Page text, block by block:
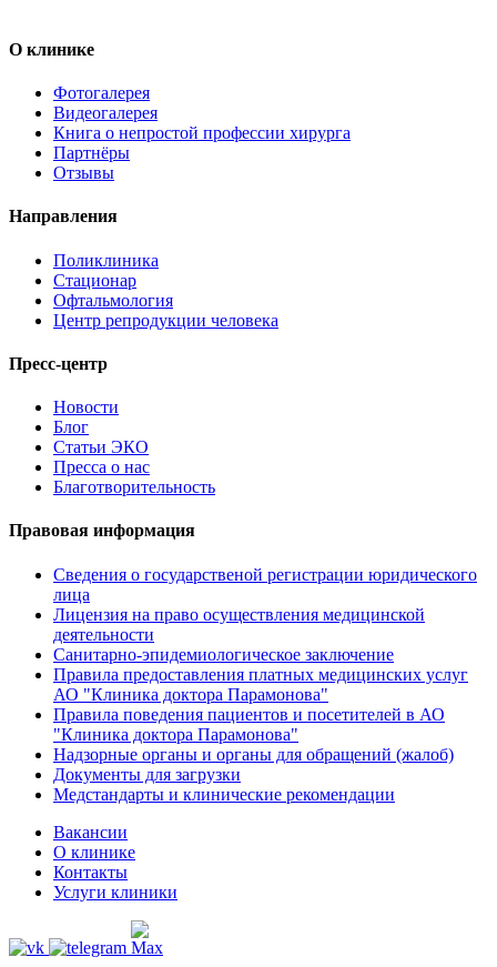
О клинике
Фотогалерея
Видеогалерея
Книга о непростой профессии хирурга
Партнёры
Отзывы
Направления
Поликлиника
Стационар
Офтальмология
Центр репродукции человека
Пресс-центр
Новости
Блог
Статьи ЭКО
Пресса о нас
Благотворительность
Правовая информация
Сведения о государственой регистрации юридического
лица
Лицензия на право осуществления медицинской
деятельности
Санитарно-эпидемиологическое заключение
Правила предоставления платных медицинских услуг
АО "Клиника доктора Парамонова"
Правила поведения пациентов и посетителей в АО
"Клиника доктора Парамонова"
Надзорные органы и органы для обращений (жалоб)
Документы для загрузки
Медстандарты и клинические рекомендации
Вакансии
О клинике
Контакты
Услуги клиники